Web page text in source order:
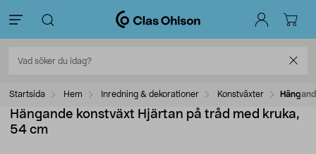
Startsida Hem Inredning & dekorationer Konstväxter
Hängande konstväxt Hjärtan på tråd med kruka,
54 cm